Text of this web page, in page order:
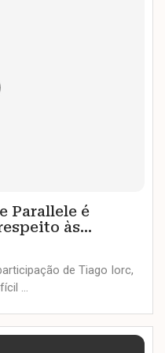
Parallele é
às...
de Tiago Iorc,
…